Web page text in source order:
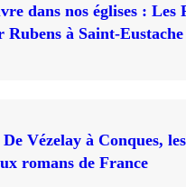
dans nos églises : Les
Rubens à Saint-Eustache
Vézelay à Conques,
romans de France